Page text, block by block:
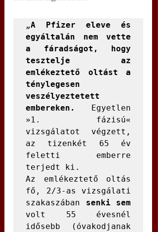
„A Pfizer eleve és
egyáltalán nem vette
a fáradságot, hogy
tesztelje az
emlékeztető oltást a
ténylegesen
veszélyeztetett
embereken.
  Egyetlen
»1. fázisú«
vizsgálatot végzett,
az tizenkét 65 év
feletti emberre
terjedt ki.
Az emlékeztető oltás
fő, 2/3-as vizsgálati
szakaszában senki sem
volt 55 évesnél
idősebb (óvakodjanak